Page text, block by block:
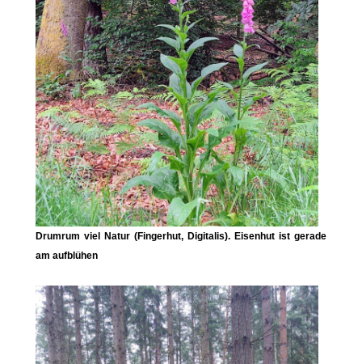
Drumrum viel Natur (Fingerhut, Digitalis). Eisenhut ist gerade
am aufblühen